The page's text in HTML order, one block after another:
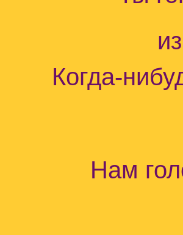
Когда-
Нам